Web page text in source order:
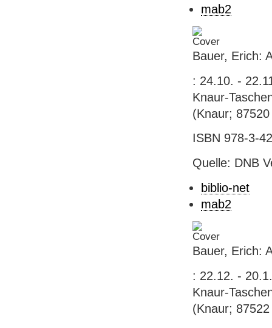
mab2
Bauer, Erich:
: 24.10. -
Knaur-
(Knaur;
ISBN 978-3-
Quelle: DNB
biblio-net
mab2
Bauer, Erich:
: 22.12. -
Knaur-
(Knaur;